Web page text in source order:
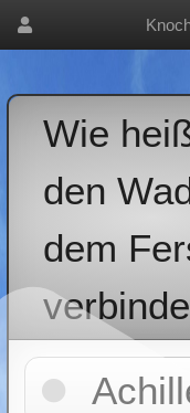
Wie
den
dem